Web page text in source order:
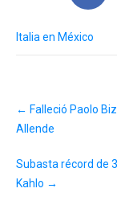
Italia en México
navigation
← Falleció Paolo
Allende
Subasta récord de
Kahlo →